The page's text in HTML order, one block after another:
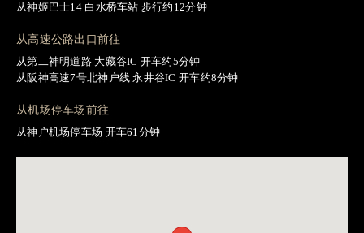
从神姬巴士14 白水桥车站 步行约12分钟
从高速公路出口前往
从第二神明道路 大藏谷IC 开车约5分钟
从阪神高速7号北神户线 永井谷IC 开车约8分钟
从机场停车场前往
从神户机场停车场 开车61分钟